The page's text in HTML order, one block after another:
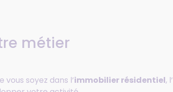
métier
vous soyez dans l’immobilier résidentiel, l’